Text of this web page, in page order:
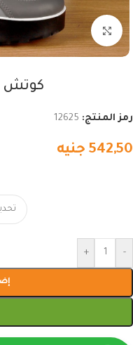
اضغط للتكبير
كوتش
رمز المنتج: 12625
542,50 جنيه
-
+